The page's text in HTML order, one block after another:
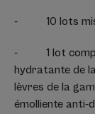
- 10 lots mis
- 1 lot
hydratante de
lèvres de la
émolliente anti-